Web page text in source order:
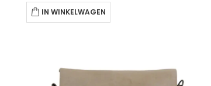
IN WINKELWAGEN